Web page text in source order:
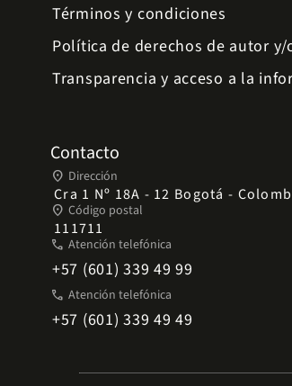
Términos y condiciones
Política de derechos de autor
Transparencia y acceso a la
Contacto
place Dirección
Cra 1 Nº 18A - 12 Bogotá -
place Código postal
111711
phone Atención telefónica
+57 (601) 339 49 99
phone Atención telefónica
+57 (601) 339 49 49